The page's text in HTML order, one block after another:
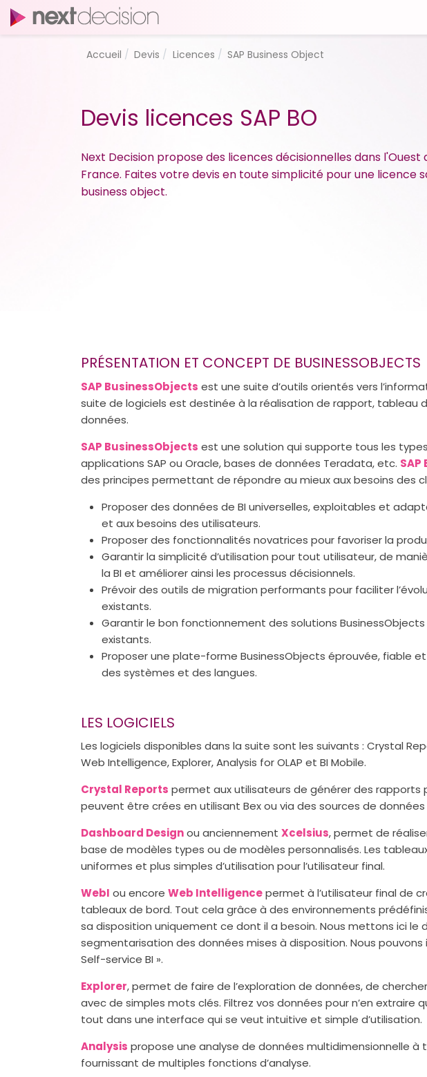
Accueil Devis Licences SAP Business Object
Devis licences SAP BO
Next Decision propose des licences décisionnelles dans l'Ouest
France. Faites votre devis en toute simplicité pour une licence
business object.
PRÉSENTATION ET CONCEPT DE BUSINESSOBJECTS
SAP BusinessObjects est une suite d’outils orientés vers
suite de logiciels est destinée à la réalisation de rapport, tableau
données.
SAP BusinessObjects est une solution qui supporte tous les
applications SAP ou Oracle, bases de données Teradata, etc.
des principes permettant de répondre au mieux aux besoins des
Proposer des données de BI universelles, exploitables et
et aux besoins des utilisateurs.
Proposer des fonctionnalités novatrices pour favoriser la
Garantir la simplicité d’utilisation pour tout utilisateur, de
la BI et améliorer ainsi les processus décisionnels.
Prévoir des outils de migration performants pour faciliter
existants.
Garantir le bon fonctionnement des solutions
existants.
Proposer une plate-forme BusinessObjects éprouvée, fiable
des systèmes et des langues.
LES LOGICIELS
Les logiciels disponibles dans la suite sont les suivants : Crystal
Web Intelligence, Explorer, Analysis for OLAP et BI Mobile.
Crystal Reports permet aux utilisateurs de générer des rapports
peuvent être crées en utilisant Bex ou via des sources de données
Dashboard Designou anciennement Xcelsius, permet de
base de modèles types ou de modèles personnalisés. Les
uniformes et plus simples d’utilisation pour l’utilisateur final.
WebI ou encore Web Intelligencepermet à l’utilisateur final de
tableaux de bord. Tout cela grâce à des environnements
sa disposition uniquement ce dont il a besoin. Nous mettons ici le
segmentarisation des données mises à disposition. Nous pouvons
Self-service BI ».
Explorer, permet de faire de l’exploration de données, de
avec de simples mots clés. Filtrez vos données pour n’en extraire
tout dans une interface qui se veut intuitive et simple d’utilisation.
Analysis propose une analyse de données multidimensionnelle à
fournissant de multiples fonctions d’analyse.